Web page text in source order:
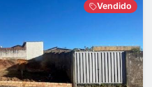
Vendido